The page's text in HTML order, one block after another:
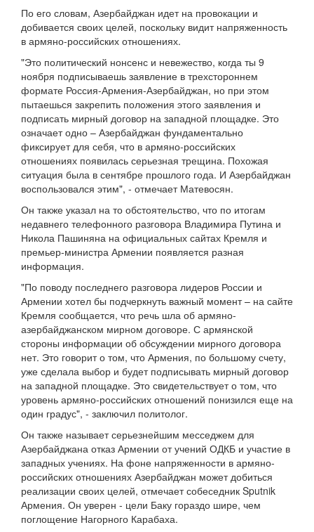
По его словам, Азербайджан идет на провокации и
добивается своих целей, поскольку видит напряженность
в армяно-российских отношениях.
"Это политический нонсенс и невежество, когда ты 9
ноября подписываешь заявление в трехстороннем
формате Россия-Армения-Азербайджан, но при этом
пытаешься закрепить положения этого заявления и
подписать мирный договор на западной площадке. Это
означает одно – Азербайджан фундаментально
фиксирует для себя, что в армяно-российских
отношениях появилась серьезная трещина. Похожая
ситуация была в сентябре прошлого года. И Азербайджан
воспользовался этим", - отмечает Матевосян.
Он также указал на то обстоятельство, что по итогам
недавнего телефонного разговора Владимира Путина и
Никола Пашиняна на официальных сайтах Кремля и
премьер-министра Армении появляется разная
информация.
"По поводу последнего разговора лидеров России и
Армении хотел бы подчеркнуть важный момент – на сайте
Кремля сообщается, что речь шла об армяно-
азербайджанском мирном договоре. С армянской
стороны информации об обсуждении мирного договора
нет. Это говорит о том, что Армения, по большому счету,
уже сделала выбор и будет подписывать мирный договор
на западной площадке. Это свидетельствует о том, что
уровень армяно-российских отношений понизился еще на
один градус", - заключил политолог.
Он также называет серьезнейшим месседжем для
Азербайджана отказ Армении от учений ОДКБ и участие в
западных учениях. На фоне напряженности в армяно-
российских отношениях Азербайджан может добиться
реализации своих целей, отмечает собеседник Sputnik
Армения. Он уверен - цели Баку гораздо шире, чем
поглощение Нагорного Карабаха.